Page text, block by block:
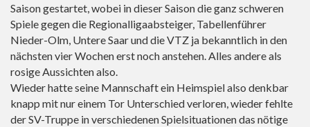
Saison gestartet, wobei in dieser Saison die ganz schweren
Spiele gegen die Regionalligaabsteiger, Tabellenführer
Nieder-Olm, Untere Saar und die VTZ ja bekanntlich in den
nächsten vier Wochen erst noch anstehen. Alles andere als
rosige Aussichten also.
Wieder hatte seine Mannschaft ein Heimspiel also denkbar
knapp mit nur einem Tor Unterschied verloren, wieder fehlte
der SV-Truppe in verschiedenen Spielsituationen das nötige